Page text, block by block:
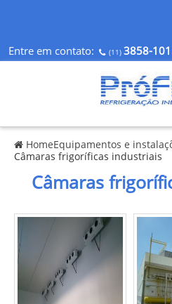
Entre em contato: (11) 3858-
HomeEquipamentos e
Câmaras frigoríficas industriais
Câmaras